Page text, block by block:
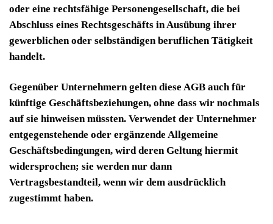
oder eine rechtsfähige Personengesellschaft, die bei
Abschluss eines Rechtsgeschäfts in Ausübung ihrer
gewerblichen oder selbständigen beruflichen Tätigkeit
handelt.
Gegenüber Unternehmern gelten diese AGB auch für
künftige Geschäftsbeziehungen, ohne dass wir nochmals
auf sie hinweisen müssten. Verwendet der Unternehmer
entgegenstehende oder ergänzende Allgemeine
Geschäftsbedingungen, wird deren Geltung hiermit
widersprochen; sie werden nur dann
Vertragsbestandteil, wenn wir dem ausdrücklich
zugestimmt haben.